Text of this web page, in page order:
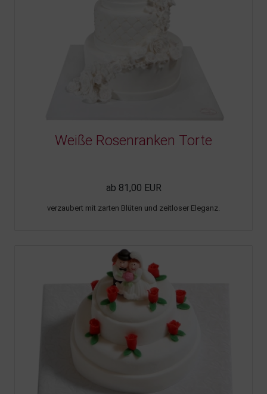
Weiße Rosenranken Torte
ab 81,00 EUR
verzaubert mit zarten Blüten und zeitloser Eleganz.